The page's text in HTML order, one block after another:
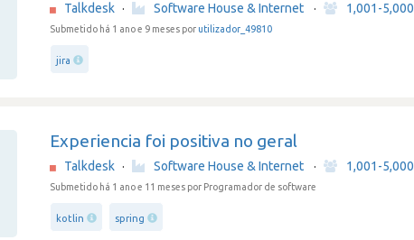
Talkdesk · Software House & Internet · 1,001-5,000
Submetido há 1 ano e 9 meses por utilizador_49810
jira
Experiencia foi positiva no geral
Talkdesk · Software House & Internet · 1,001-5,000
Submetido há 1 ano e 11 meses por Programador de software
kotlin spring